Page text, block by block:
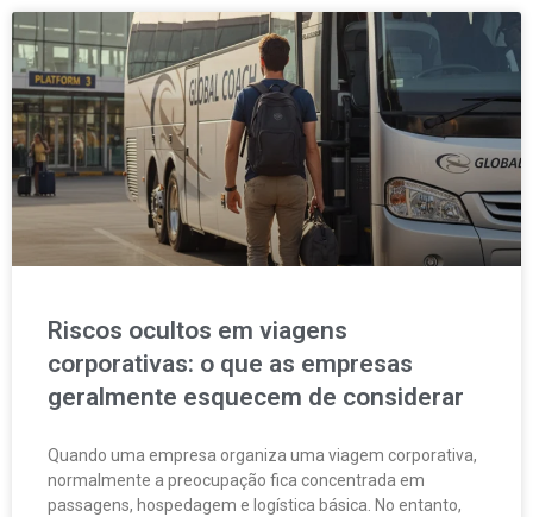
Riscos ocultos em viagens
corporativas: o que as empresas
geralmente esquecem de considerar
Quando uma empresa organiza uma viagem corporativa,
normalmente a preocupação fica concentrada em
passagens, hospedagem e logística básica. No entanto,